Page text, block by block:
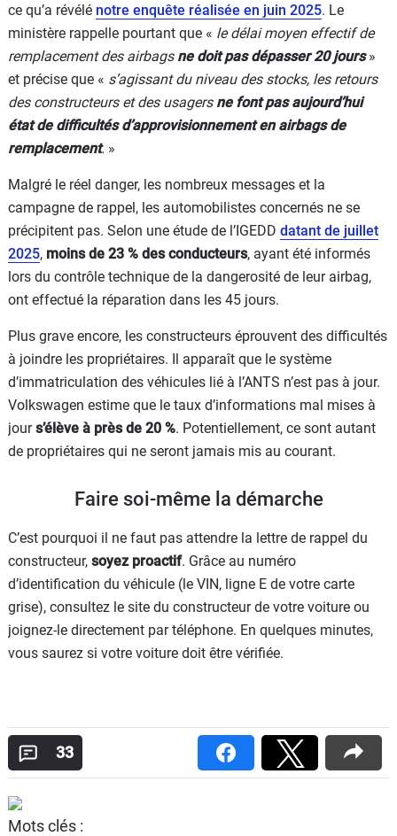
ce qu’a révélé notre enquête réalisée en juin 2025. Le
ministère rappelle pourtant que « le délai moyen effectif de
remplacement des airbags ne doit pas dépasser 20 jours»
et précise que « s’agissant du niveau des stocks, les retours
des constructeurs et des usagers ne font pas aujourd’hui
état de difficultés d’approvisionnement en airbags de
remplacement. »
Malgré le réel danger, les nombreux messages et la
campagne de rappel, les automobilistes concernés ne se
précipitent pas. Selon une étude de l’IGEDD datant de juillet
2025, moins de 23 % des conducteurs, ayant été informés
lors du contrôle technique de la dangerosité de leur airbag,
ont effectué la réparation dans les 45 jours.
Plus grave encore, les constructeurs éprouvent des difficultés
à joindre les propriétaires. Il apparaît que le système
d’immatriculation des véhicules lié à l’ANTS n’est pas à jour.
Volkswagen estime que le taux d’informations mal mises à
jours’élève à près de 20 %. Potentiellement, ce sont autant
de propriétaires qui ne seront jamais mis au courant.
Faire soi-même la démarche
C’est pourquoi il ne faut pas attendre la lettre de rappel du
constructeur, soyez proactif. Grâce au numéro
d’identification du véhicule (le VIN, ligne E de votre carte
grise), consultez le site du constructeur de votre voiture ou
joignez-le directement par téléphone. En quelques minutes,
vous saurez si votre voiture doit être vérifiée.
33
Mots clés :